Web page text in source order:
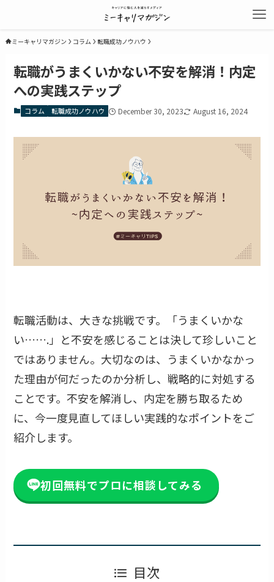
ミーキャリマガジン コラム 転職成功ノウハウ
転職がうまくいかない不安を解消！内定
への実践ステップ
コラム 転職成功ノウハウ December 30, 2023 August 16, 2024
転職活動は、大きな挑戦です。「うまくいかな
い…….」と不安を感じることは決して珍しいこと
ではありません。大切なのは、うまくいかなかっ
た理由が何だったのか分析し、戦略的に対処する
ことです。不安を解消し、内定を勝ち取るため
に、今一度見直してほしい実践的なポイントをご
紹介します。
初回無料でプロに相談してみる
目次